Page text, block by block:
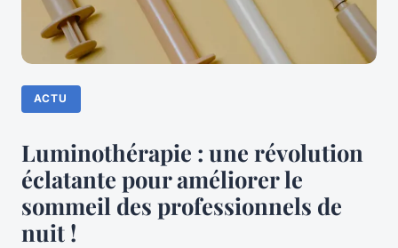
ACTU
Luminothérapie : une révolution
éclatante pour améliorer le
sommeil des professionnels de
nuit !